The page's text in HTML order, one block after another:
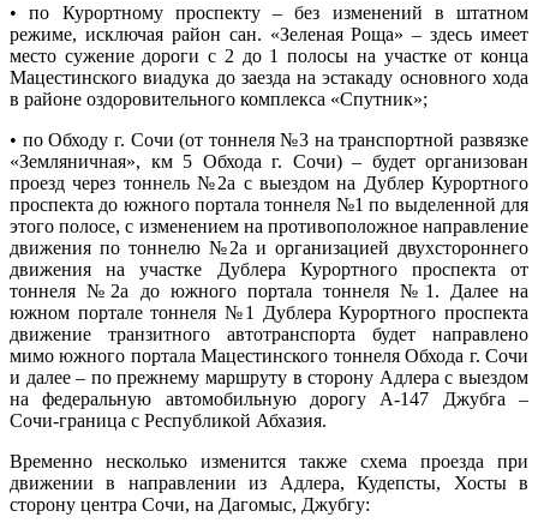
• по Курортному проспекту – без изменений в штатном
режиме, исключая район сан. «Зеленая Роща» – здесь имеет
место сужение дороги с 2 до 1 полосы на участке от конца
Мацестинского виадука до заезда на эстакаду основного хода
в районе оздоровительного комплекса «Спутник»;
• по Обходу г. Сочи (от тоннеля №3 на транспортной развязке
«Земляничная», км 5 Обхода г. Сочи) – будет организован
проезд через тоннель №2а с выездом на Дублер Курортного
проспекта до южного портала тоннеля №1 по выделенной для
этого полосе, с изменением на противоположное направление
движения по тоннелю №2а и организацией двухстороннего
движения на участке Дублера Курортного проспекта от
тоннеля №2а до южного портала тоннеля №1. Далее на
южном портале тоннеля №1 Дублера Курортного проспекта
движение транзитного автотранспорта будет направлено
мимо южного портала Мацестинского тоннеля Обхода г. Сочи
и далее – по прежнему маршруту в сторону Адлера с выездом
на федеральную автомобильную дорогу А-147 Джубга –
Сочи-граница с Республикой Абхазия.
Временно несколько изменится также схема проезда при
движении в направлении из Адлера, Кудепсты, Хосты в
сторону центра Сочи, на Дагомыс, Джубгу: